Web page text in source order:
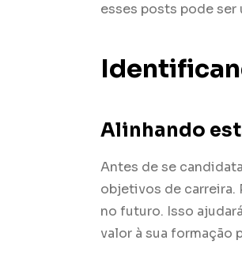
esses posts pode ser
Alinhando
Antes de se
objetivos de carreira.
no futuro. Isso
valor à sua formação